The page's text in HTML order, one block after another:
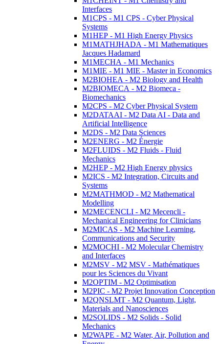
Interfaces
M1CPS - M1 CPS - Cyber Physical
Systems
M1HEP - M1 High Energy Physics
M1MATHJHADA - M1 Mathematiques
Jacques Hadamard
M1MECHA - M1 Mechanics
M1MIE - M1 MIE - Master in Economics
M2BIOHEA - M2 Biology and Health
M2BIOMECA - M2 Biomeca -
Biomechanics
M2CPS - M2 Cyber Physical System
M2DATAAI - M2 Data AI - Data and
Artificial Intelligence
M2DS - M2 Data Sciences
M2ENERG - M2 Énergie
M2FLUIDS - M2 Fluids - Fluid
Mechanics
M2HEP - M2 High Energy physics
M2ICS - M2 Integration, Circuits and
Systems
M2MATHMOD - M2 Mathematical
Modelling
M2MECENCLI - M2 Mecencli -
Mechanical Engineering for Clinicians
M2MICAS - M2 Machine Learning,
Communications and Security
M2MOCHI - M2 Molecular Chemistry
and Interfaces
M2MSV - M2 MSV - Mathématiques
pour les Sciences du Vivant
M2OPTIM - M2 Optimisation
M2PIC - M2 Projet Innovation Conception
M2QNSLMT - M2 Quantum, Light,
Materials and Nanosciences
M2SOLIDS - M2 Solids - Solid
Mechanics
M2WAPE - M2 Water, Air, Pollution and